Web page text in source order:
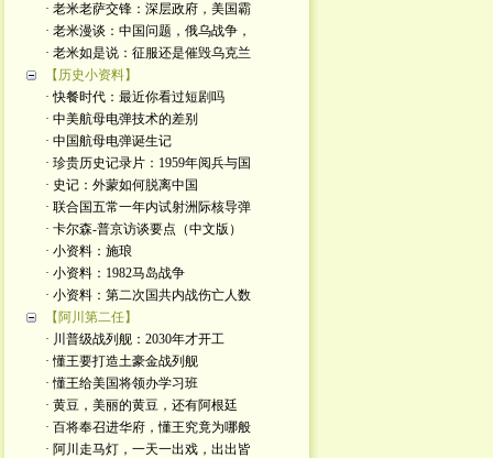
· 老米老萨交锋：深层政府，美国霸
· 老米漫谈：中国问题，俄乌战争，
· 老米如是说：征服还是催毁乌克兰
【历史小资料】
· 快餐时代：最近你看过短剧吗
· 中美航母电弹技术的差别
· 中国航母电弹诞生记
· 珍贵历史记录片：1959年阅兵与国
· 史记：外蒙如何脱离中国
· 联合国五常一年内试射洲际核导弹
· 卡尔森-普京访谈要点（中文版）
· 小资料：施琅
· 小资料：1982马岛战争
· 小资料：第二次国共内战伤亡人数
【阿川第二任】
· 川普级战列舰：2030年才开工
· 懂王要打造土豪金战列舰
· 懂王给美国将领办学习班
· 黄豆，美丽的黄豆，还有阿根廷
· 百将奉召进华府，懂王究竟为哪般
· 阿川走马灯，一天一出戏，出出皆